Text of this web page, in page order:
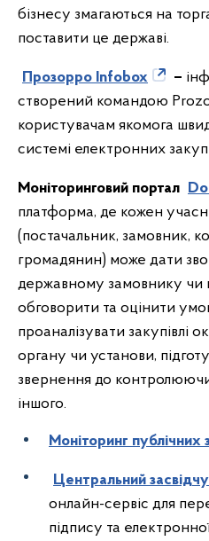
бізнесу змагаються на
поставити це державі.
Прозорро Infobox –
створений командою
користувачам якомога
системі електронних
Моніторинговий портал
платформа, де кожен
(постачальник, замовник,
громадянин) може дати
державному замовнику чи
обговорити та оцінити
проаналізувати закупівлі
органу чи установи,
звернення до
іншого.
Моніторинг публічних
Центральний
онлайн-сервіс для
підпису та